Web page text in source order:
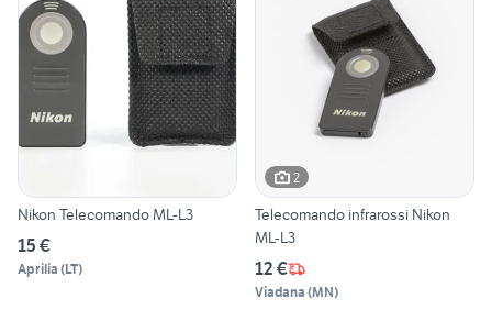
Nikon Telecomando ML-L3
15 €
Aprilia (LT)
2
Telecomando infrarossi Nikon
ML-L3
12 €
Viadana (MN)